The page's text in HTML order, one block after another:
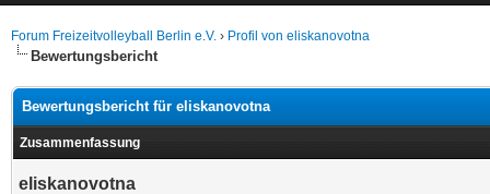
Forum Freizeitvolleyball Berlin e.V. › Profil von eliskanovotna
Bewertungsbericht
Bewertungsbericht für eliskanovotna
Zusammenfassung
eliskanovotna